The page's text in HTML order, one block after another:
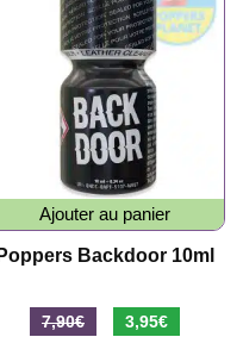
10,90€. 5,45€.
Ajouter au panier
Poppers Backdoor 10ml
7,90€
Le3,95€